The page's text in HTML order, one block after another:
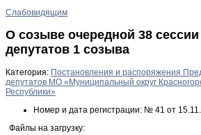
Слабовидящим
О созыве очередной 38
депутатов 1 созыва
Категория: Постановления и распоряжения
депутатов МО «Муниципальный округ
Республики»
Номер и дата регистрации: № 41 от
Файлы на загрузку: